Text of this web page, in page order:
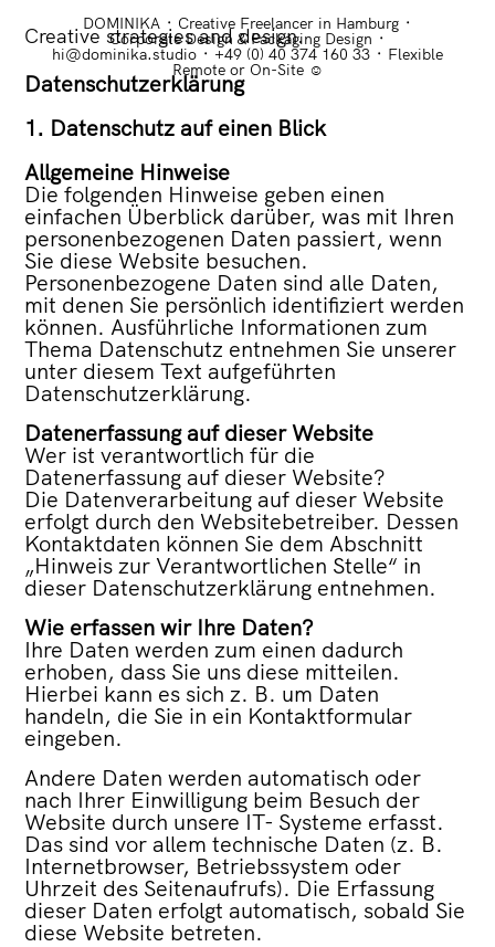
DOMINIKA ᛫ Creative Freelancer in Hamburg ᛫
Corporate Design & Packaging Design ᛫
hi@dominika.studio ᛫ +49 (0) 40 374 160 33 ᛫ Flexible
Remote or On-Site ☺
Creative strategies and design.
Datenschutzerklärung
1. Datenschutz auf einen Blick
Allgemeine Hinweise
Die folgenden Hinweise geben einen
einfachen Überblick darüber, was mit Ihren
personenbezogenen Daten passiert, wenn
Sie diese Website besuchen.
Personenbezogene Daten sind alle Daten,
mit denen Sie persönlich identifiziert werden
können. Ausführliche Informationen zum
Thema Datenschutz entnehmen Sie unserer
unter diesem Text aufgeführten
Datenschutzerklärung.
Datenerfassung auf dieser Website
Wer ist verantwortlich für die
Datenerfassung auf dieser Website?
Die Datenverarbeitung auf dieser Website
erfolgt durch den Websitebetreiber. Dessen
Kontaktdaten können Sie dem Abschnitt
„Hinweis zur Verantwortlichen Stelle“ in
dieser Datenschutzerklärung entnehmen.
Wie erfassen wir Ihre Daten?
Ihre Daten werden zum einen dadurch
erhoben, dass Sie uns diese mitteilen.
Hierbei kann es sich z. B. um Daten
handeln, die Sie in ein Kontaktformular
eingeben.
Andere Daten werden automatisch oder
nach Ihrer Einwilligung beim Besuch der
Website durch unsere IT- Systeme erfasst.
Das sind vor allem technische Daten (z. B.
Internetbrowser, Betriebssystem oder
Uhrzeit des Seitenaufrufs). Die Erfassung
dieser Daten erfolgt automatisch, sobald Sie
diese Website betreten.